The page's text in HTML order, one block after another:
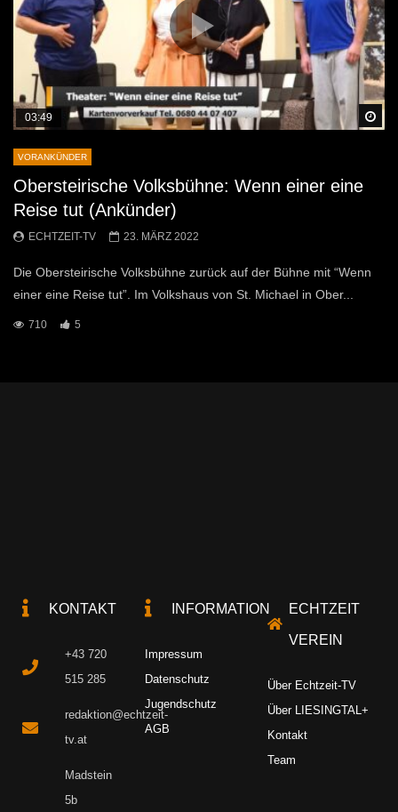
03:49
VORANKÜNDER
Obersteirische Volksbühne: Wenn einer eine
Reise tut (Ankünder)
ECHTZEIT-TV 23. MÄRZ 2022
Die Obersteirische Volksbühne zurück auf der Bühne mit “Wenn
einer eine Reise tut”. Im Volkshaus von St. Michael in Ober...
710 5
KONTAKT
+43 720
515 285
redaktion@echtzeit-
tv.at
Madstein
5b
INFORMATION
Impressum
Datenschutz
Jugendschutz
AGB
ECHTZEIT
VEREIN
Über Echtzeit-TV
Über LIESINGTAL+
Kontakt
Team